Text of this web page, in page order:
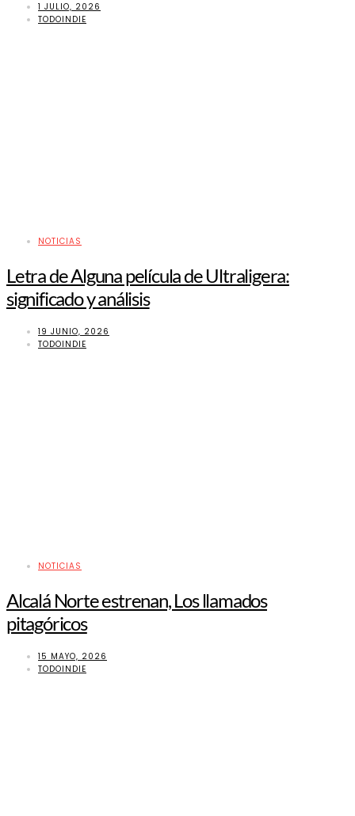
1 JULIO, 2026
TODOINDIE
NOTICIAS
Letra de Alguna película de Ultraligera:
significado y análisis
19 JUNIO, 2026
TODOINDIE
NOTICIAS
Alcalá Norte estrenan, Los llamados
pitagóricos
15 MAYO, 2026
TODOINDIE